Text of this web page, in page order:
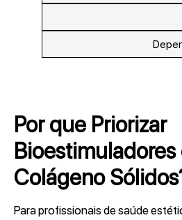
Por que Priorizar
Bioestimuladores
Colágeno
Para profissionais de saúde